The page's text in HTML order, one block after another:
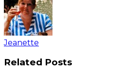
Jeanette
Related Posts